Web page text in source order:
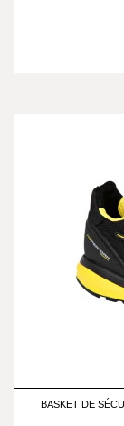
BASKET DE